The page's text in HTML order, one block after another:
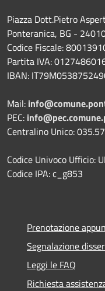
Piazza Dott.Pietro
Ponteranica, BG -
Codice Fiscale:
Partita IVA:
IBAN:
Mail:
PEC:
Centralino Unico:
Codice Univoco Ufficio:
Codice IPA: c_g853
Prenotazione
Segnalazione
Leggi le FAQ
Richiesta